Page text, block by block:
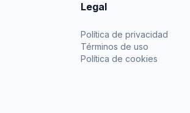
Legal
Política de privacidad
Términos de uso
Política de cookies